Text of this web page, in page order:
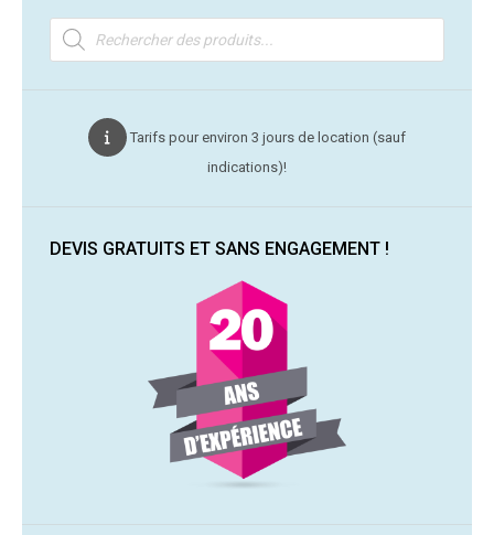
Recherche
de
produits
Tarifs pour environ 3 jours de location (sauf
indications)!
DEVIS GRATUITS ET SANS ENGAGEMENT !